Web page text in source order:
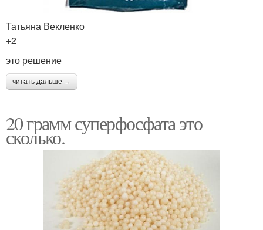
Татьяна Векленко
+2
это решение
читать дальше →
20 грамм суперфосфата это
сколько.